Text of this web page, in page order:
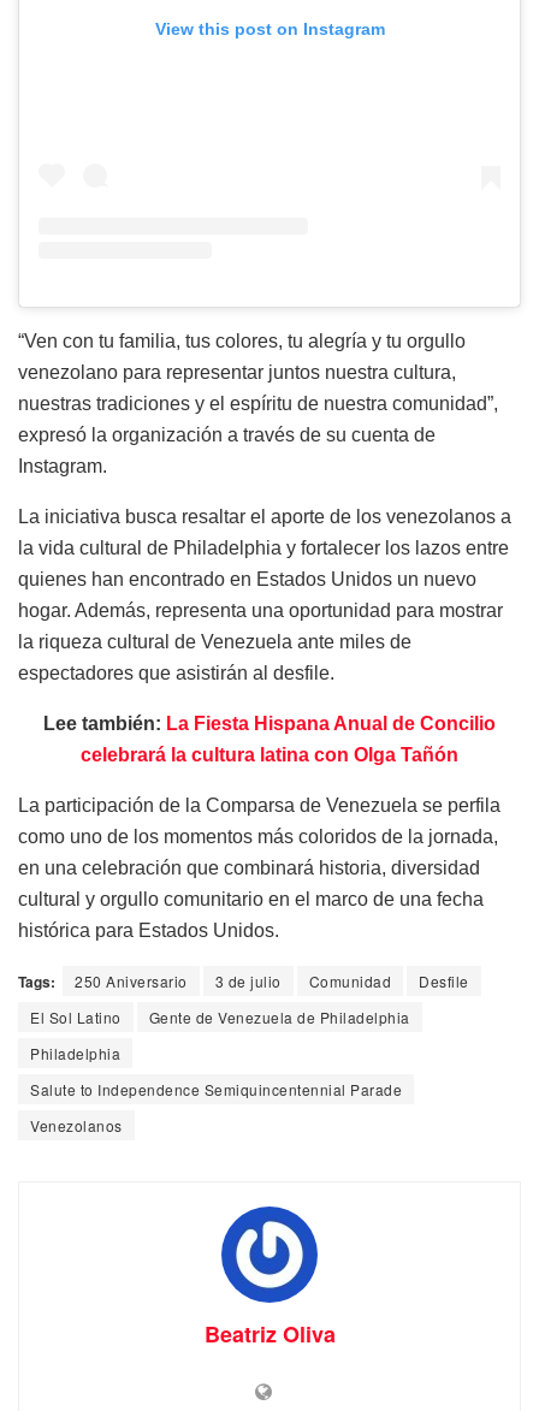
View this post on Instagram
“Ven con tu familia, tus colores, tu alegría y tu orgullo
venezolano para representar juntos nuestra cultura,
nuestras tradiciones y el espíritu de nuestra comunidad”,
expresó la organización a través de su cuenta de
Instagram.
La iniciativa busca resaltar el aporte de los venezolanos a
la vida cultural de Philadelphia y fortalecer los lazos entre
quienes han encontrado en Estados Unidos un nuevo
hogar. Además, representa una oportunidad para mostrar
la riqueza cultural de Venezuela ante miles de
espectadores que asistirán al desfile.
Lee también: La Fiesta Hispana Anual de Concilio
celebrará la cultura latina con Olga Tañón
La participación de la Comparsa de Venezuela se perfila
como uno de los momentos más coloridos de la jornada,
en una celebración que combinará historia, diversidad
cultural y orgullo comunitario en el marco de una fecha
histórica para Estados Unidos.
Tags: 250 Aniversario 3 de julio Comunidad
Desfile
El Sol Latino
Gente de Venezuela de Philadelphia
Philadelphia
Salute to Independence Semiquincentennial Parade
Venezolanos
Beatriz Oliva